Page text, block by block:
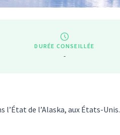
DURÉE CONSEILLÉE
-
l’État de l’Alaska, aux États-Unis.